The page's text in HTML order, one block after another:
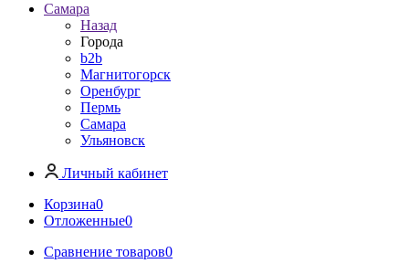
Самара
Назад
Города
b2b
Магнитогорск
Оренбург
Пермь
Самара
Ульяновск
Личный кабинет
Корзина0
Отложенные0
Сравнение товаров0